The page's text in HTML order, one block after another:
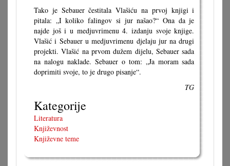
Tako je Sebauer čestitala Vlašiću na prvoj knjigi i
pitala: „I koliko falingov si jur našao?“ Ona da je
najde još i u medjuvrimenu 4. izdanju svoje knjige.
Vlašić i Sebauer u medjuvrimenu djelaju jur na drugi
projekti. Vlašić na prvom dužem dijelu, Sebauer sada
na nalogu naklade. Sebauer o tom: „Ja moram sada
doprimiti svoje, to je drugo pisanje“.
TG
Kategorije
Literatura
Književnost
Književne teme